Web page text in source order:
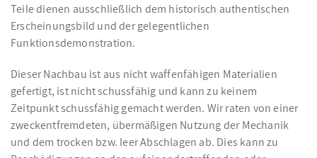
Teile dienen ausschließlich dem historisch authentischen
Erscheinungsbild und der gelegentlichen
Funktionsdemonstration.
Dieser Nachbau ist aus nicht waffenfähigen Materialien
gefertigt, ist nicht schussfähig und kann zu keinem
Zeitpunkt schussfähig gemacht werden. Wir raten von einer
zweckentfremdeten, übermäßigen Nutzung der Mechanik
und dem trocken bzw. leer Abschlagen ab. Dies kann zu